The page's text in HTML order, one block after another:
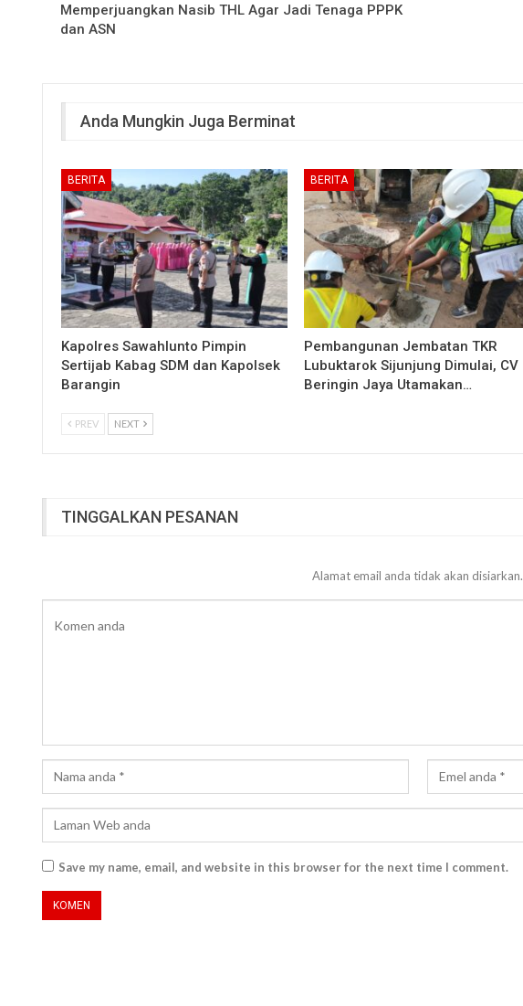
Memperjuangkan Nasib THL Agar Jadi Tenaga PPPK
dan ASN
Anda Mungkin Juga Berminat
BERITA
Kapolres Sawahlunto Pimpin
Sertijab Kabag SDM dan Kapolsek
Barangin
BERITA
Pembangunan Jembatan TKR
Lubuktarok Sijunjung Dimulai, CV
Beringin Jaya Utamakan…
PREV NEXT
TINGGALKAN PESANAN
Alamat email anda tidak akan disiarkan.
Save my name, email, and website in this browser for the next time I comment.